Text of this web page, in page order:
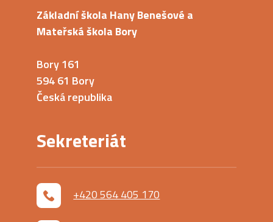
Základní škola Hany Benešové a
Mateřská škola Bory
Bory 161
594 61 Bory
Česká republika
Sekreteriát
+420 564 405 170